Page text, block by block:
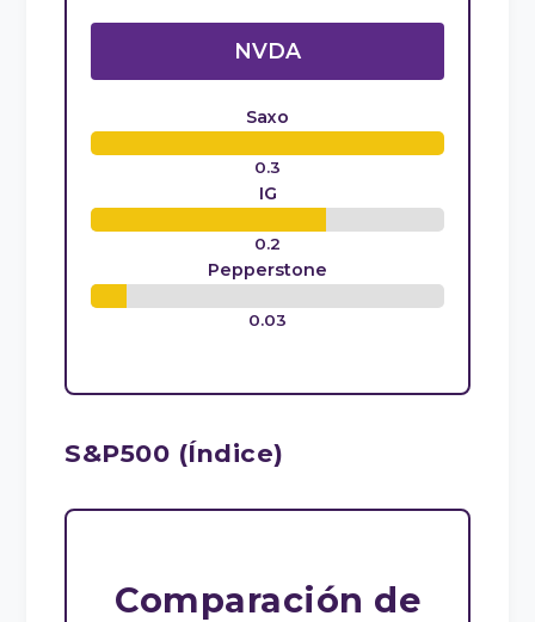
NVDA
Saxo
0.3
IG
0.2
Pepperstone
0.03
S&P500 (Índice)
Comparación de